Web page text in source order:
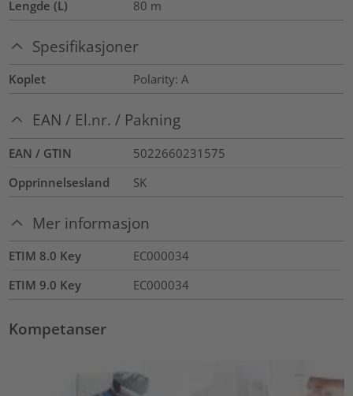
Lengde (L) 80 m
Spesifikasjoner
Koplet Polarity: A
EAN / El.nr. / Pakning
EAN / GTIN
5022660231575
Opprinnelsesland
SK
Mer informasjon
ETIM 8.0 Key
EC000034
ETIM 9.0 Key
EC000034
Kompetanser